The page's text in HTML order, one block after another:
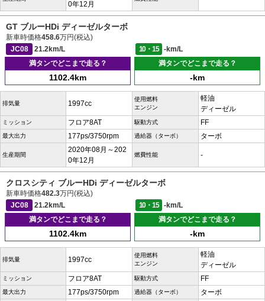
0年12月
GT ブルーHDi ディーゼルターボ
新車時価格458.6万円(税込)
JC08
21.2km/L 10・15
-km/L
満タンでどこまで走る？
1102.4km
満タンでどこまで走る？
-km
排気量 1997cc
使用燃料
エンジン
軽油
ディーゼル
ミッション フロア8AT 駆動方式 FF
最大出力 177ps/3750rpm 過給器（ターボ） ターボ
生産期間
2020年08月～202
0年12月
燃費性能 -
クロスシティ ブルーHDi ディーゼルターボ
新車時価格482.3万円(税込)
JC08
21.2km/L 10・15
-km/L
満タンでどこまで走る？
1102.4km
満タンでどこまで走る？
-km
排気量 1997cc
使用燃料
エンジン
軽油
ディーゼル
ミッション フロア8AT 駆動方式 FF
最大出力 177ps/3750rpm 過給器（ターボ） ターボ